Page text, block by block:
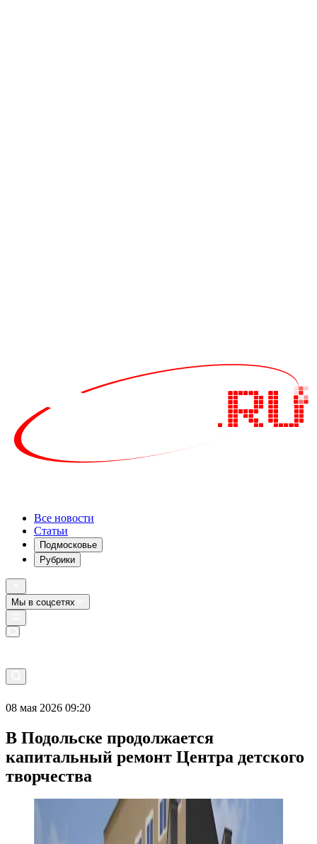
Все новости
Статьи
Подмосковье
Рубрики
Мы в соцсетях
08 мая 2026 09:20
В Подольске продолжается
капитальный ремонт Центра детского
творчества